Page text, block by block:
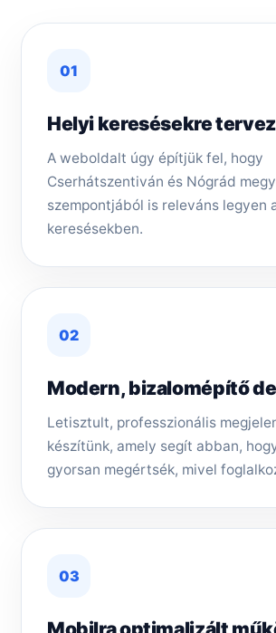
01
Helyi keresésekre
A weboldalt úgy építjük fel, hogy
Cserhátszentiván és Nógrád
szempontjából is releváns legyen
keresésekben.
02
Modern, bizalomépítő
Letisztult, professzionális
készítünk, amely segít abban,
gyorsan megértsék, mivel
03